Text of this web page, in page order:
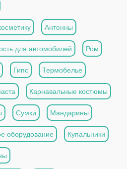
Антенны
для автомобилей Ром
Гипс Термобелье
Карнавальные костюмы
Сумки Мандарины
оборудование Купальники